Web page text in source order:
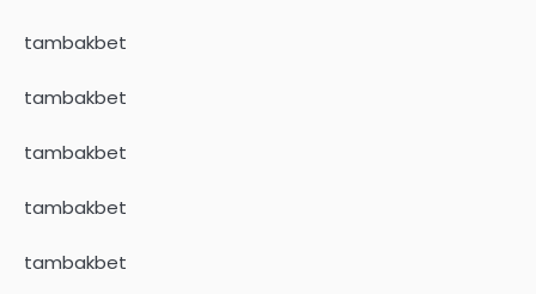
tambakbet
tambakbet
tambakbet
tambakbet
tambakbet